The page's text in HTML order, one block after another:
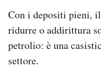
Con i depositi pieni,
ridurre o addirittura
petrolio: è una
settore.